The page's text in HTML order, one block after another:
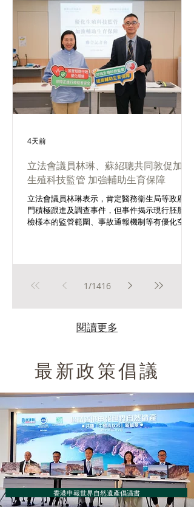
立法會議員林琳、蘇紹聰共同敦促加強
生殖科技監管 加強輔助生育保障
立法會議員林琳表示，肯定醫務衞生局等政府部
門積極跟進及調查事件，但事件揭示現行胚胎活
檢樣本的監管範圍、事故通報機制等有優化空
訂現行實務守則，規定樣本取樣、封管、運送、
接收每一環節須雙人核對留紀錄；同時設立法定
24小時強制通報機制，發生樣本混淆等重大事
4天前
1/1416
閱讀更多
最新政策倡議
香港申報世界自然遺產倡議書